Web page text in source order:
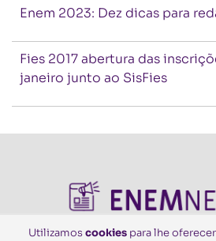
Enem 2023: Dez dicas para
Fies 2017 abertura das
janeiro junto ao SisFies
Utilizamoscookiespara lhe